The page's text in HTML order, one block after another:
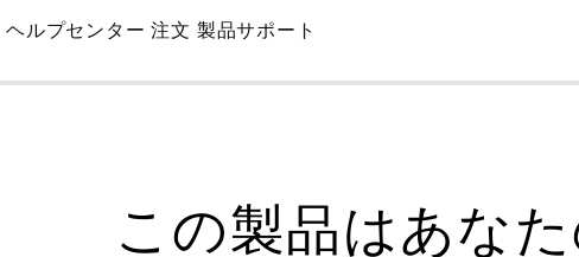
Skip
Main
ヘルプセンター 注文 製品サポート
この製品はあな